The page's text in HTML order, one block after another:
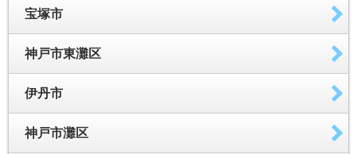
宝塚市
神戸市東灘区
伊丹市
神戸市灘区